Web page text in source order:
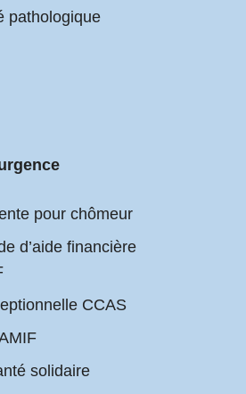
pathologique
pour chômeur
d’aide financière
CCAS
solidaire